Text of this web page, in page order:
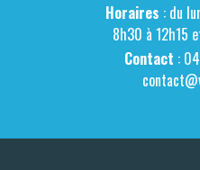
Horaires : du
8h30 à 12h15
Contact :